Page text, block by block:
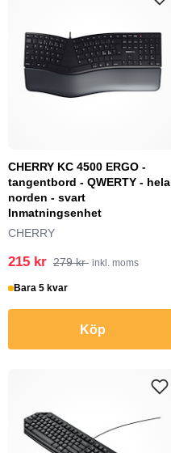
CHERRY KC 4500 ERGO -
tangentbord - QWERTY - hela
norden - svart
Inmatningsenhet
CHERRY
215 kr 279 kr inkl. moms
Bara 5 kvar
Köp